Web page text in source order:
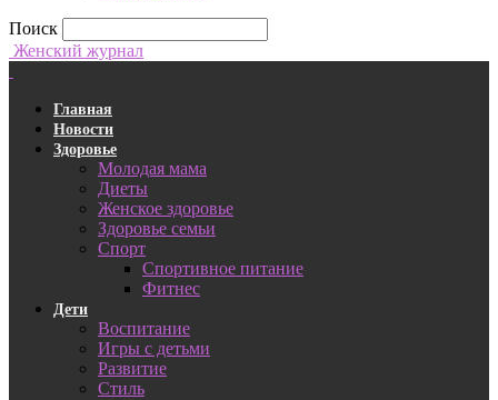
Поиск
Женский журнал
Главная
Новости
Здоровье
Молодая мама
Диеты
Женское здоровье
Здоровье семьи
Спорт
Спортивное питание
Фитнес
Дети
Воспитание
Игры с детьми
Развитие
Стиль